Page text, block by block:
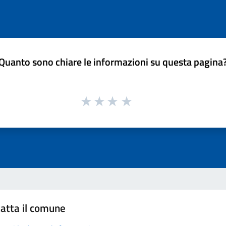
sono chiare le informazioni su questa
il comune